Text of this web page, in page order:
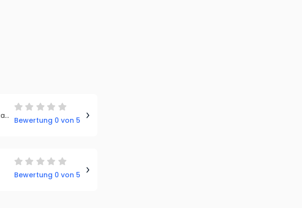
Fundamental Schulungszentrum Remscheid
Bewertung 0 von 5
Bewertung 0 von 5